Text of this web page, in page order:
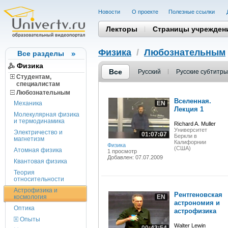
Все разделы
Физика
Студентам,
cпециалистам
Любознательным
Механика
Молекулярная физика
и термодинамика
Электричество и
магнетизм
Атомная физика
Квантовая физика
Теория
относительности
Астрофизика и
космология
Оптика
Опыты
Новости О проекте Полезные cсылки
Лекторы Страницы
Физика / Любознательным
Все Русский Русские субтитры
EN
01:07:07
Физика
1 просмотр
Добавлен: 07.07.2009
Вселенная.
Лекция 1
Richard A. Muller
Университет
Беркли в
Калифорнии
(США)
EN
Рентгеновская
астрономия и
астрофизика
Walter Lewin